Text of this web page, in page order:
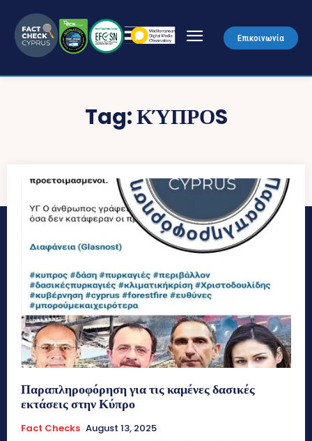
Επικοινωνία
Tag:ΚΎΠΡΟS
Παραπληροφόρηση για τις καμένες δασικές
εκτάσεις στην Κύπρο
Fact Checks August 13, 2025